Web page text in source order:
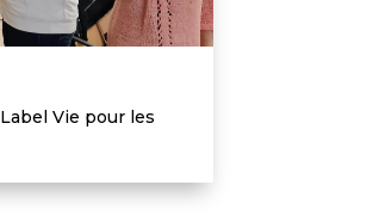
Vie pour les